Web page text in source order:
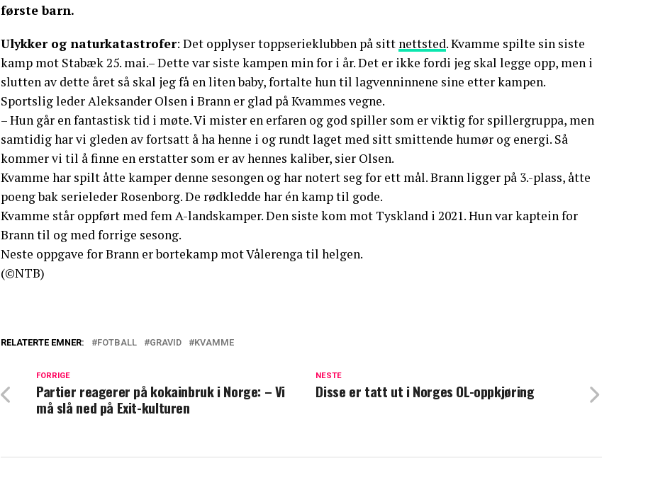
første barn.
Ulykker og naturkatastrofer: Det opplyser toppserieklubben på sitt nettsted. Kvamme spilte sin siste
kamp mot Stabæk 25. mai.– Dette var siste kampen min for i år. Det er ikke fordi jeg skal legge opp, men i
slutten av dette året så skal jeg få en liten baby, fortalte hun til lagvenninnene sine etter kampen.
Sportslig leder Aleksander Olsen i Brann er glad på Kvammes vegne.
– Hun går en fantastisk tid i møte. Vi mister en erfaren og god spiller som er viktig for spillergruppa, men
samtidig har vi gleden av fortsatt å ha henne i og rundt laget med sitt smittende humør og energi. Så
kommer vi til å finne en erstatter som er av hennes kaliber, sier Olsen.
Kvamme har spilt åtte kamper denne sesongen og har notert seg for ett mål. Brann ligger på 3.-plass, åtte
poeng bak serieleder Rosenborg. De rødkledde har én kamp til gode.
Kvamme står oppført med fem A-landskamper. Den siste kom mot Tyskland i 2021. Hun var kaptein for
Brann til og med forrige sesong.
Neste oppgave for Brann er bortekamp mot Vålerenga til helgen.
(©NTB)
RELATERTE EMNER: FOTBALL GRAVID KVAMME
NESTE
Disse er tatt ut i Norges OL-oppkjøring
FORRIGE
Partier reagerer på kokainbruk i Norge: – Vi
må slå ned på Exit-kulturen